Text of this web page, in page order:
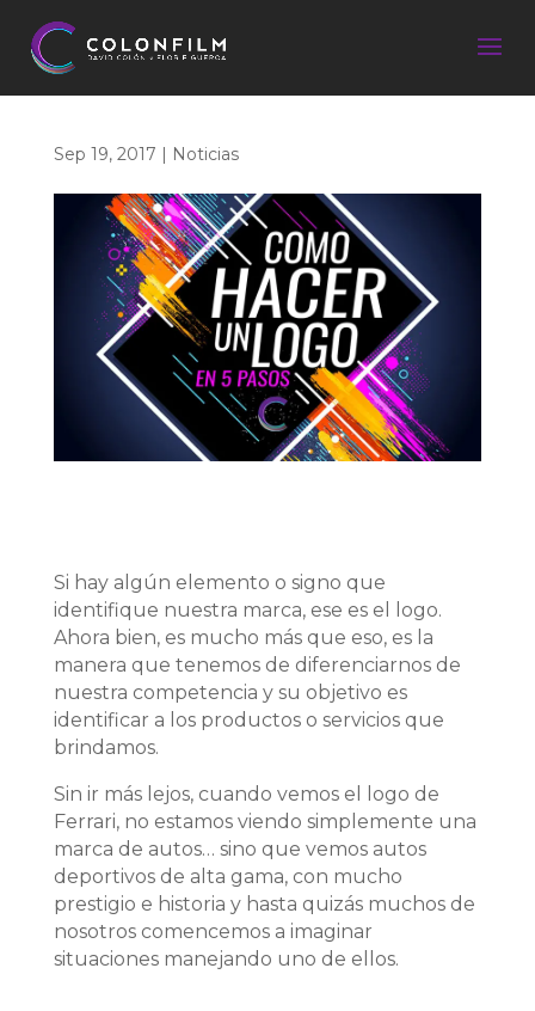
Sep 19, 2017 | Noticias
Si hay algún elemento o signo que
identifique nuestra marca, ese es el logo.
Ahora bien, es mucho más que eso, es la
manera que tenemos de diferenciarnos de
nuestra competencia y su objetivo es
identificar a los productos o servicios que
brindamos.
Sin ir más lejos, cuando vemos el logo de
Ferrari, no estamos viendo simplemente una
marca de autos… sino que vemos autos
deportivos de alta gama, con mucho
prestigio e historia y hasta quizás muchos de
nosotros comencemos a imaginar
situaciones manejando uno de ellos.